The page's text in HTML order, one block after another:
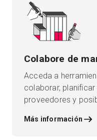
Colabore de
Acceda a
colaborar,
proveedores y
Más información